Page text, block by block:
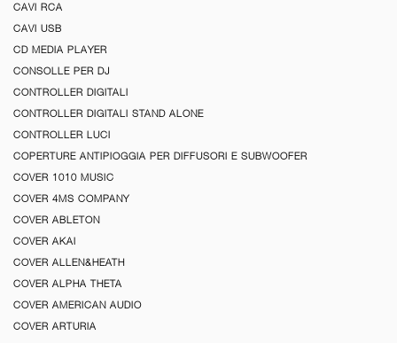
CAVI RCA
CAVI USB
CD MEDIA PLAYER
CONSOLLE PER DJ
CONTROLLER DIGITALI
CONTROLLER DIGITALI STAND ALONE
CONTROLLER LUCI
COPERTURE ANTIPIOGGIA PER DIFFUSORI E SUBWOOFER
COVER 1010 MUSIC
COVER 4MS COMPANY
COVER ABLETON
COVER AKAI
COVER ALLEN&HEATH
COVER ALPHA THETA
COVER AMERICAN AUDIO
COVER ARTURIA